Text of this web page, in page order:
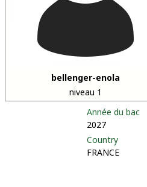
bellenger-enola
niveau 1
Année du bac
2027
Country
FRANCE